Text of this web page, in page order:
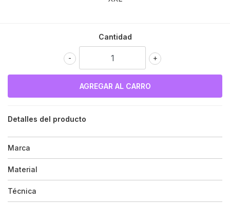
Cantidad
+
-
Detalles del producto
Marca
Material
Técnica